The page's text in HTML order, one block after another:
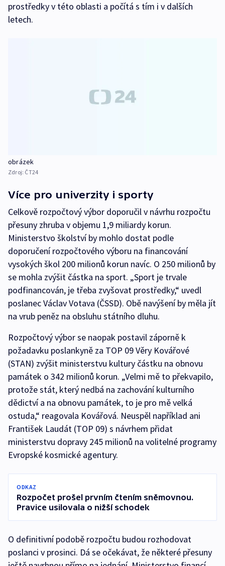
prostředky v této oblasti a počítá s tím i v dalších
letech.
obrázek
Zdroj: ČT24
Více pro univerzity i sporty
Celkově rozpočtový výbor doporučil v návrhu rozpočtu
přesuny zhruba v objemu 1,9 miliardy korun.
Ministerstvo školství by mohlo dostat podle
doporučení rozpočtového výboru na financování
vysokých škol 200 milionů korun navíc. O 250 milionů by
se mohla zvýšit částka na sport. „Sport je trvale
podfinancován, je třeba zvyšovat prostředky,“ uvedl
poslanec Václav Votava (ČSSD). Obě navýšení by měla jít
na vrub peněz na obsluhu státního dluhu.
Rozpočtový výbor se naopak postavil záporně k
požadavku poslankyně za TOP 09 Věry Kovářové
(STAN) zvýšit ministerstvu kultury částku na obnovu
památek o 342 milionů korun. „Velmi mě to překvapilo,
protože stát, který nedbá na zachování kulturního
dědictví a na obnovu památek, to je pro mě velká
ostuda,“ reagovala Kovářová. Neuspěl například ani
František Laudát (TOP 09) s návrhem přidat
ministerstvu dopravy 245 milionů na volitelné programy
Evropské kosmické agentury.
ODKAZ
Rozpočet prošel prvním čtením sněmovnou.
Pravice usilovala o nižší schodek
O definitivní podobě rozpočtu budou rozhodovat
poslanci v prosinci. Dá se očekávat, že některé přesuny